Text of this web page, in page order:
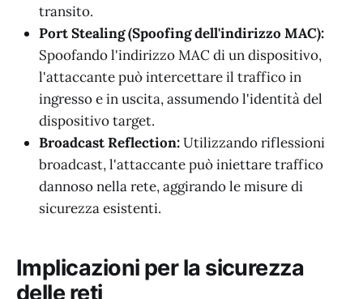
transito.
Port Stealing (Spoofing dell'indirizzo MAC):
Spoofando l'indirizzo MAC di un dispositivo,
l'attaccante può intercettare il traffico in
ingresso e in uscita, assumendo l'identità del
dispositivo target.
Broadcast Reflection:Utilizzando riflessioni
broadcast, l'attaccante può iniettare traffico
dannoso nella rete, aggirando le misure di
sicurezza esistenti.
Implicazioni per la sicurezza
delle reti